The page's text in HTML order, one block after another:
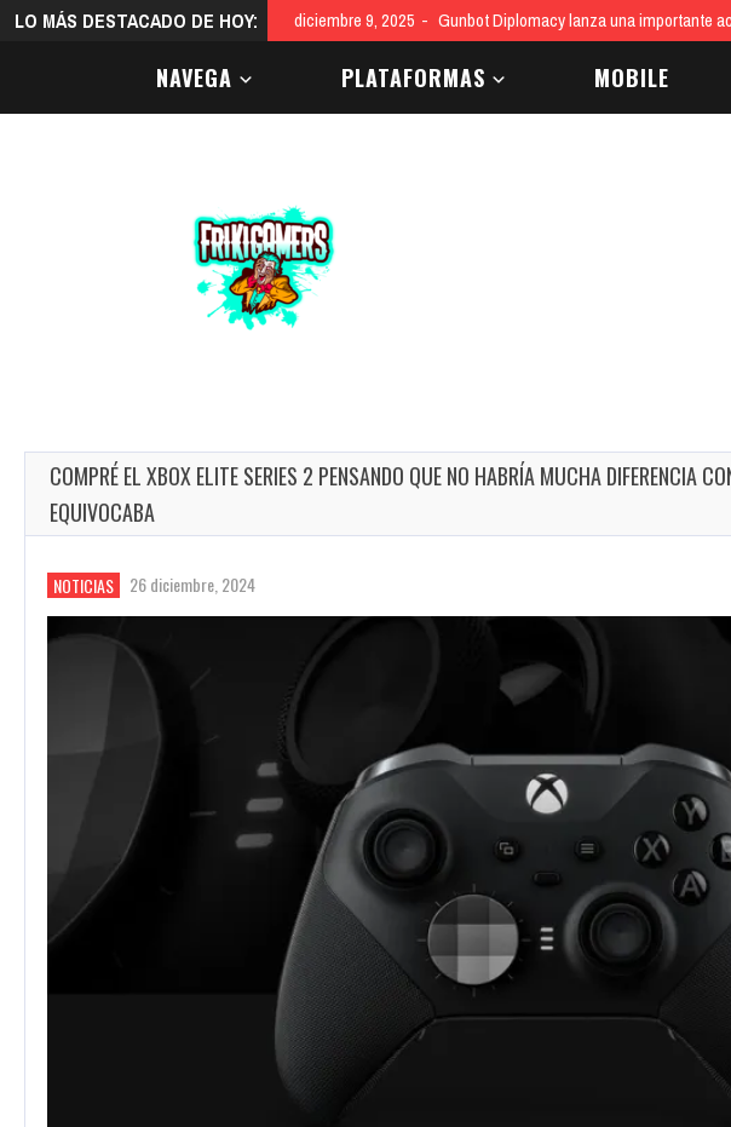
LO MÁS DESTACADO DE HOY: diciembre 9, 2025 Gunbot Diplomacy lanza una importante
NAVEGA PLATAFORMAS MOBILE
COMPRÉ EL XBOX ELITE SERIES 2 PENSANDO QUE NO HABRÍA MUCHA DIFERENCIA
EQUIVOCABA
NOTICIAS 26 diciembre, 2024